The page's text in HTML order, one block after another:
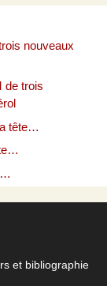
nouveaux
de trois
tête…
et bibliographie